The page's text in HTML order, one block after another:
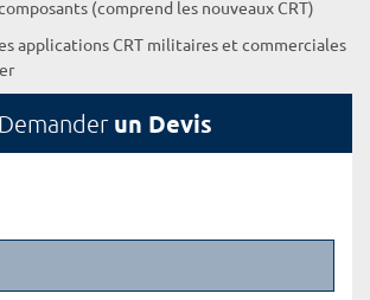
(comprend les nouveaux CRT)
applications CRT militaires et commerciales
Demander un Devis